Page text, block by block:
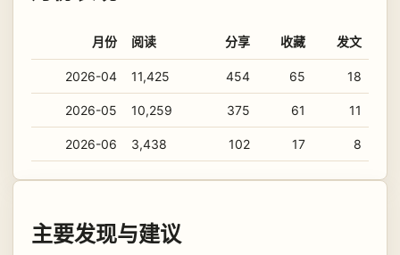
月份 阅读 分享 收藏 发文
2026-04 11,425 454 65 18
2026-05 10,259 375 61 11
2026-06 3,438 102 17 8
主要发现与建议